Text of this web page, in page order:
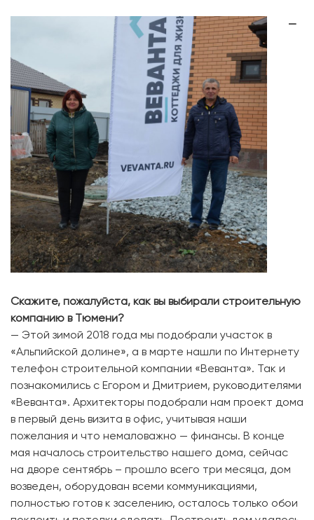
—
Скажите, пожалуйста, как вы выбирали строительную
компанию в Тюмени?
— Этой зимой 2018 года мы подобрали участок в
«Альпийской долине», а в марте нашли по Интернету
телефон строительной компании «Веванта». Так и
познакомились с Егором и Дмитрием, руководителями
«Веванта». Архитекторы подобрали нам проект дома
в первый день визита в офис, учитывая наши
пожелания и что немаловажно — финансы. В конце
мая началось строительство нашего дома, сейчас
на дворе сентябрь – прошло всего три месяца, дом
возведен, оборудован всеми коммуникациями,
полностью готов к заселению, осталось только обои